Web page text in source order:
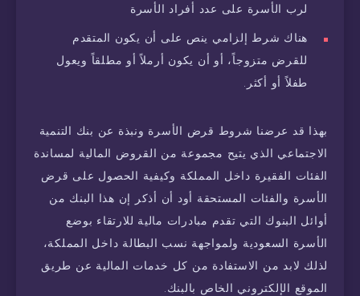
لرب الأسرة على عدد أفراد الأسرة
هناك شرط إلزامي ينص على أن يكون المتقدم
للقرض متزوجاً، أو أن يكون أرملاً أو مطلقاً ويعول
طفلاً أو أكثر.
بهذا قد عرضنا شروط قرض الأسرة ونبذة عن بنك التنمية
الاجتماعي الذي يتيح مجموعة من القروض المالية لمساندة
الفئات الفقيرة داخل المملكة وكيفية الحصول على قرض
الأسرة والفئات المستحقة أود أن أذكر إن هذا البنك من
أوائل البنوك التي تقدم مبادرات مالية للارتقاء بوضع
الأسرة السعودية ولمواجهة نسب البطالة داخل المملكة،
لذلك لابد من الاستفادة من كل خدمات المالية عن طريق
الموقع الإلكتروني الخاص بالبنك.